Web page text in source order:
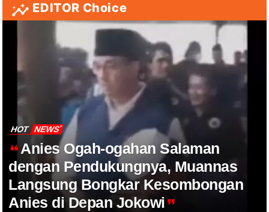
EDITOR Choice
HOT NEWS
Anies Ogah-ogahan Salaman
dengan Pendukungnya, Muannas
Langsung Bongkar Kesombongan
Anies di Depan Jokowi